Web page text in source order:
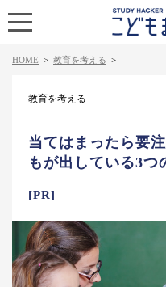
HOME > 教育を考える >
教育を考える
当てはまったら要
もが出している3つ
[PR]